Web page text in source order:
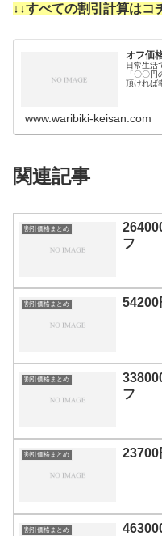
↓↓すべての割引計算はコ
オフ価
日常生活
「〇〇
頂ければ
www.waribiki-keisan.com
関連記事
割引価格まとめ
フ
割引価格まとめ 54200
割引価格まとめ
フ
割引価格まとめ 23700
割引価格まとめ